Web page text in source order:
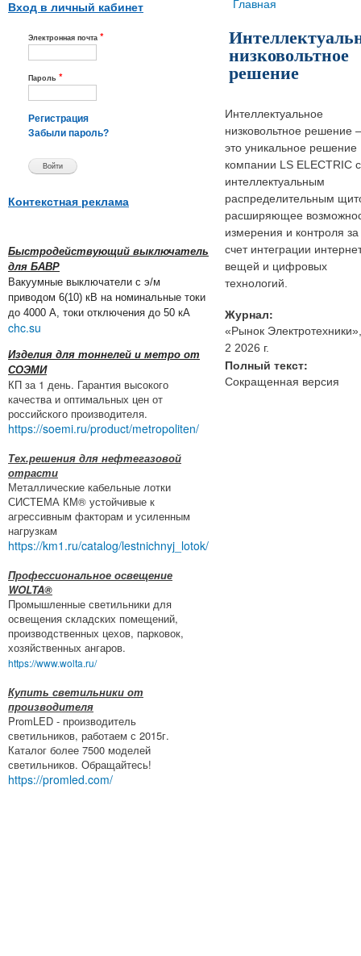
Вход в личный кабинет
Электронная почта *
Пароль *
Регистрация
Забыли пароль?
Контекстная реклама
Быстродействующий выключатель
для БАВР
Вакуумные выключатели с э/м
приводом 6(10) кВ на номинальные токи
до 4000 А, токи отключения до 50 кА
chc.su
Изделия для тоннелей и метро от
СОЭМИ
КП за 1 день. Гарантия высокого
качества и оптимальных цен от
российского производителя.
https://soemi.ru/product/metropoliten/
Тех.решения для нефтегазовой
отрасти
Металлические кабельные лотки
СИСТЕМА КМ® устойчивые к
агрессивным факторам и усиленным
нагрузкам
https://km1.ru/catalog/lestnichnyj_lotok/
Профессиональное освещение
WOLTA®
Промышленные светильники для
освещения складских помещений,
производственных цехов, парковок,
хозяйственных ангаров.
https://www.wolta.ru/
Купить светильники от
производителя
PromLED - производитель
светильников, работаем с 2015г.
Каталог более 7500 моделей
светильников. Обращайтесь!
https://promled.com/
Вы здесь
Главная
низковольтное
решение
Интеллектуальное
низковольтное решение –
это уникальное решение
компании LS ELECTRIC с
интеллектуальным
распределительным
расширяющее
измерения и контроля за
счет интеграции
вещей и цифровых
технологий.
Журнал:
«Рынок
2 2026 г.
Полный текст:
Сокращенная версия